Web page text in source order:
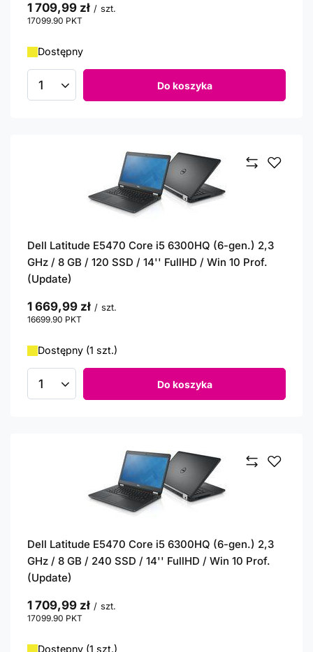
1 709,99 zł / szt.
17099.90 PKT
Dostępny
Ilość produktów Do koszyka
Dell Latitude E5470 Core i5 6300HQ (6-gen.) 2,3
GHz / 8 GB / 120 SSD / 14'' FullHD / Win 10 Prof.
(Update)
1 669,99 zł / szt.
16699.90 PKT
Dostępny (1 szt.)
Ilość produktów Do koszyka
Dell Latitude E5470 Core i5 6300HQ (6-gen.) 2,3
GHz / 8 GB / 240 SSD / 14'' FullHD / Win 10 Prof.
(Update)
1 709,99 zł / szt.
17099.90 PKT
Dostępny (1 szt.)